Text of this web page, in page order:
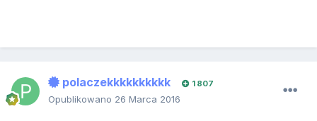
polaczekkkkkkkkkk 1 807
Opublikowano 26 Marca 2016